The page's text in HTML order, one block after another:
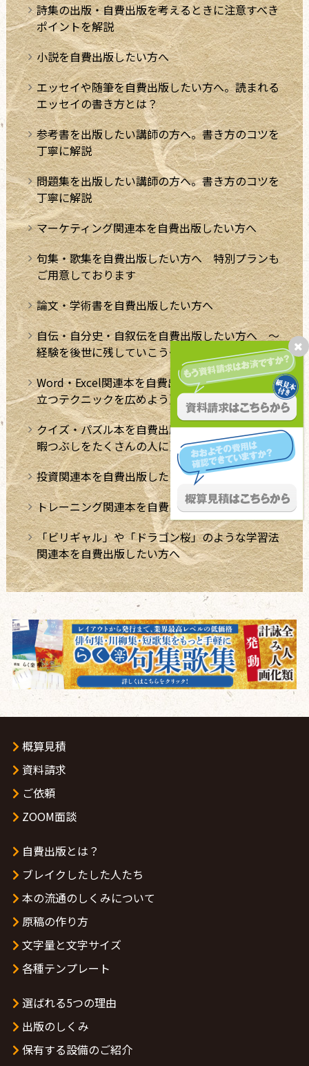
詩集の出版・自費出版を考えるときに注意すべき
ポイントを解説
小説を自費出版したい方へ
エッセイや随筆を自費出版したい方へ。読まれる
エッセイの書き方とは？
参考書を出版したい講師の方へ。書き方のコツを
丁寧に解説
問題集を出版したい講師の方へ。書き方のコツを
丁寧に解説
マーケティング関連本を自費出版したい方へ
句集・歌集を自費出版したい方へ 特別プランも
ご用意しております
論文・学術書を自費出版したい方へ
自伝・自分史・自叙伝を自費出版したい方へ ～
経験を後世に残していこう～
Word・Excel関連本を自費出版したい方へ。【役
立つテクニックを広めよう】
クイズ・パズル本を自費出版したい方へ【極上の
暇つぶしをたくさんの人に】
投資関連本を自費出版したい方へ
トレーニング関連本を自費出版したい方へ
「ビリギャル」や「ドラゴン桜」のような学習法
関連本を自費出版したい方へ
概算見積
資料請求
ご依頼
ZOOM面談
自費出版とは？
ブレイクしたした人たち
本の流通のしくみについて
原稿の作り方
文字量と文字サイズ
各種テンプレート
選ばれる5つの理由
出版のしくみ
保有する設備のご紹介